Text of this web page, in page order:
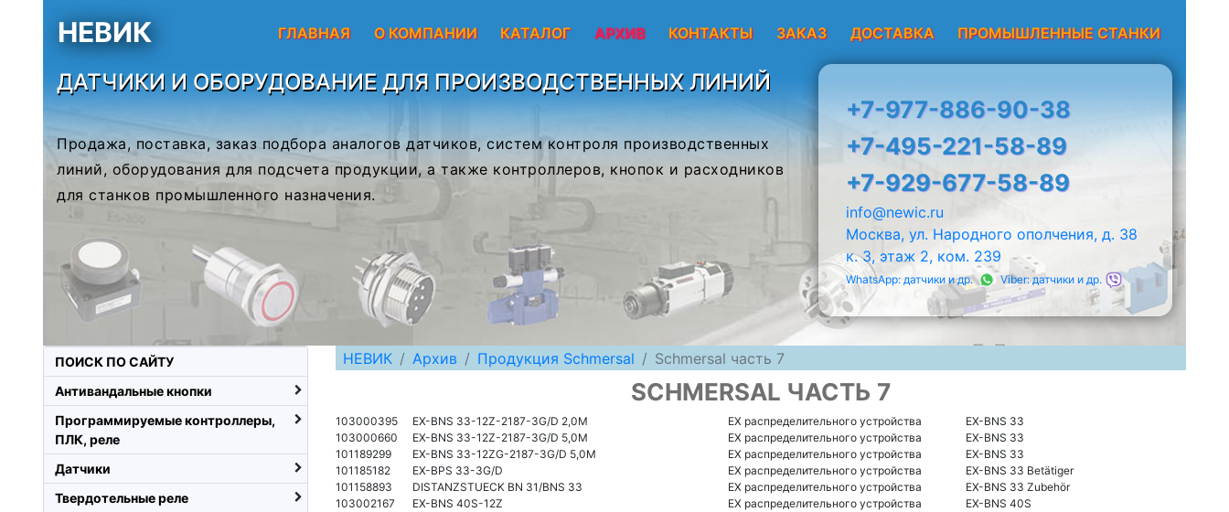
НЕВИК ГЛАВНАЯ О КОМПАНИИ КАТАЛОГ АРХИВ КОНТАКТЫ ЗАКАЗ ДОСТАВКА ПРОМЫШЛЕННЫЕ СТАНКИ
ДАТЧИКИ И ОБОРУДОВАНИЕ ДЛЯ ПРОИЗВОДСТВЕННЫХ ЛИНИЙ
Продажа, поставка, заказ подбора аналогов датчиков, систем контроля производственных
линий, оборудования для подсчета продукции, а также контроллеров, кнопок и расходников
для станков промышленного назначения.
+7-977-886-90-38
+7-495-221-58-89
+7-929-677-58-89
info@newic.ru
Москва, ул. Народного ополчения, д. 38
к. 3, этаж 2, ком. 239
WhatsApp: датчики и др. Viber: датчики и др.
НЕВИК Архив Продукция Schmersal Schmersal часть 7
SCHMERSAL ЧАСТЬ 7
103000395 EX-BNS 33-12Z-2187-3G/D 2,0M EX распределительного устройства
EX-BNS 33
103000660
EX-BNS 33-12Z-2187-3G/D 5,0M EX распределительного устройства
EX-BNS 33
101189299
EX-BNS 33-12ZG-2187-3G/D 5,0M EX распределительного устройства
EX-BNS 33
101185182
EX-BPS 33-3G/D EX распределительного устройства
EX-BNS 33 Betätiger
101158893
DISTANZSTUECK BN 31/BNS 33 EX распределительного устройства
EX-BNS 33 Zubehör
103002167
EX-BNS 40S-12Z EX распределительного устройства
EX-BNS 40S
ПОИСК ПО САЙТУ
Антивандальные кнопки
Программируемые контроллеры,
ПЛК, реле
Датчики
Твердотельные реле